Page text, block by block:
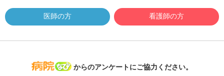
医師の方 看護師の方
病院なび
からのアンケートにご協力ください。